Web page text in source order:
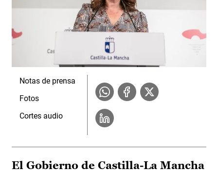
Notas de prensa
Fotos
Cortes audio
El Gobierno de Castilla-La Mancha